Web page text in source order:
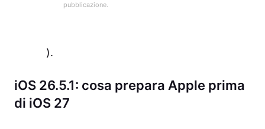
pubblicazione.
).
iOS 26.5.1: cosa prepara Apple prima
di iOS 27